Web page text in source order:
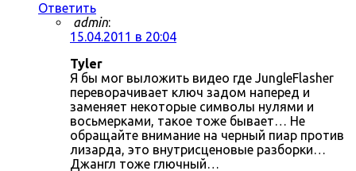
Ответить
admin:
15.04.2011 в 20:04
Tyler
Я бы мог выложить видео где JungleFlasher
переворачивает ключ задом наперед и
заменяет некоторые символы нулями и
восьмерками, такое тоже бывает… Не
обращайте внимание на черный пиар против
лизарда, это внутрисценовые разборки…
Джангл тоже глючный…